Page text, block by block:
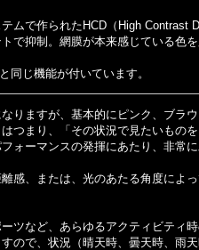
ムで作られたHCD（High Contrast
で抑制。網膜が本来感じている色
じ機能が付いています。
りますが、基本的にピンク、ブラ
はつまり、「その状況で見たいも
ォーマンスの発揮にあたり、非常に
感、または、光のあたる角度によ
ツなど、あらゆるアクティビティ
ので、状況（晴天時、曇天時、雨